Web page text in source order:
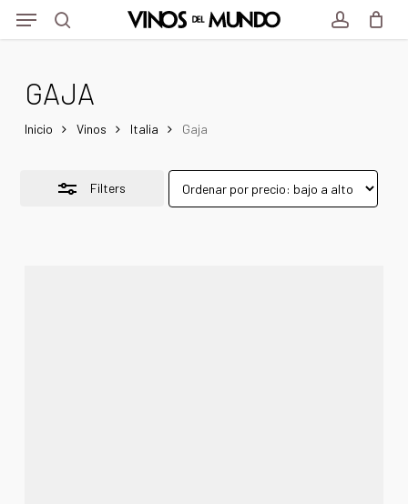
Skip
to
content
search account
Menu
GAJA
Inicio Vinos Italia Gaja
Filters
Close